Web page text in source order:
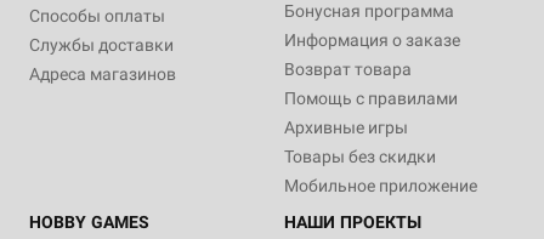
Способы оплаты
Службы доставки
Адреса магазинов
Бонусная программа
Информация о заказе
Возврат товара
Помощь с правилами
Архивные игры
Товары без скидки
Мобильное приложение
HOBBY GAMES
НАШИ ПРОЕКТЫ